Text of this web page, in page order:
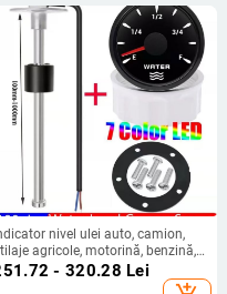
nivel ulei auto, camion,
agricole, motorină, benzină,
combustibil, indicator nivel
combustibil, senzor plutitor ulei,
- 320.28 Lei